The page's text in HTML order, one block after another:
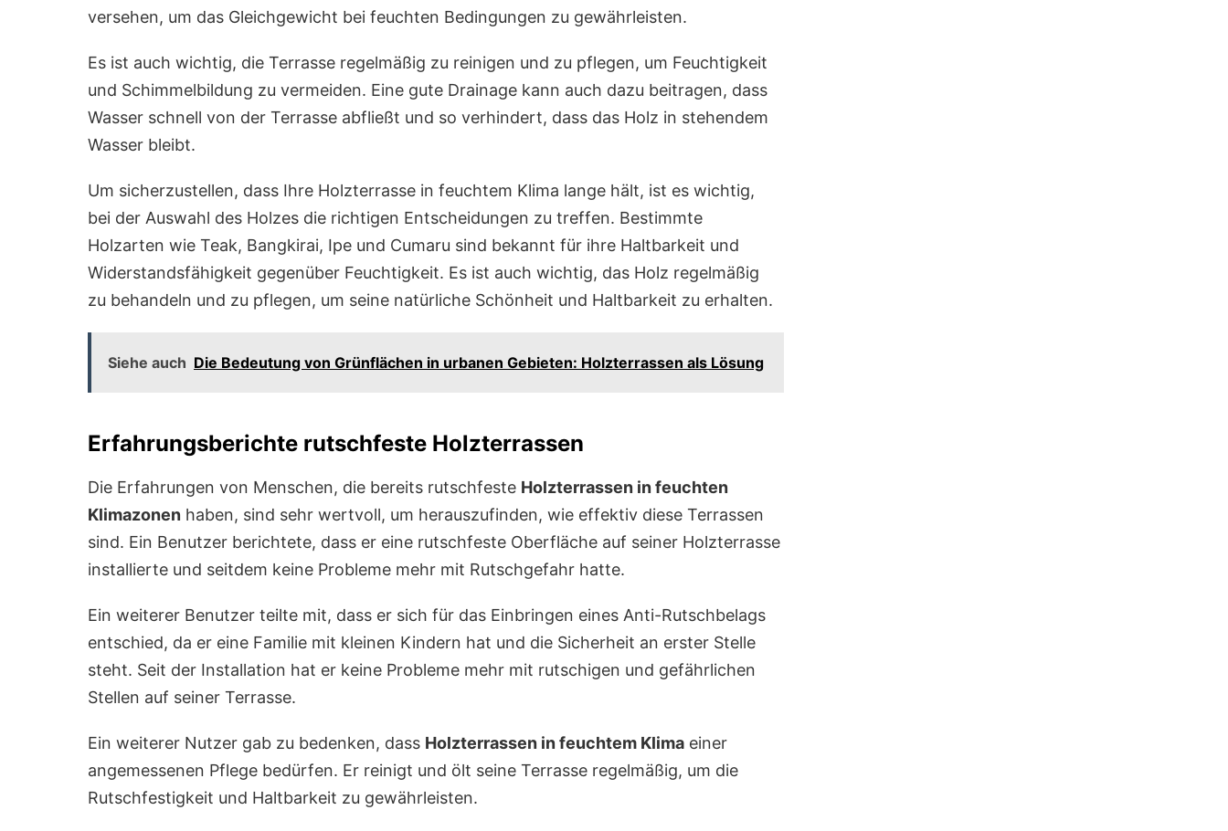
versehen, um das Gleichgewicht bei feuchten Bedingungen zu gewährleisten.
Es ist auch wichtig, die Terrasse regelmäßig zu reinigen und zu pflegen, um Feuchtigkeit
und Schimmelbildung zu vermeiden. Eine gute Drainage kann auch dazu beitragen, dass
Wasser schnell von der Terrasse abfließt und so verhindert, dass das Holz in stehendem
Wasser bleibt.
Um sicherzustellen, dass Ihre Holzterrasse in feuchtem Klima lange hält, ist es wichtig,
bei der Auswahl des Holzes die richtigen Entscheidungen zu treffen. Bestimmte
Holzarten wie Teak, Bangkirai, Ipe und Cumaru sind bekannt für ihre Haltbarkeit und
Widerstandsfähigkeit gegenüber Feuchtigkeit. Es ist auch wichtig, das Holz regelmäßig
zu behandeln und zu pflegen, um seine natürliche Schönheit und Haltbarkeit zu erhalten.
Siehe auch Die Bedeutung von Grünflächen in urbanen Gebieten: Holzterrassen als Lösung
Erfahrungsberichte rutschfeste Holzterrassen
Die Erfahrungen von Menschen, die bereits rutschfeste Holzterrassen in feuchten
Klimazonen haben, sind sehr wertvoll, um herauszufinden, wie effektiv diese Terrassen
sind. Ein Benutzer berichtete, dass er eine rutschfeste Oberfläche auf seiner Holzterrasse
installierte und seitdem keine Probleme mehr mit Rutschgefahr hatte.
Ein weiterer Benutzer teilte mit, dass er sich für das Einbringen eines Anti-Rutschbelags
entschied, da er eine Familie mit kleinen Kindern hat und die Sicherheit an erster Stelle
steht. Seit der Installation hat er keine Probleme mehr mit rutschigen und gefährlichen
Stellen auf seiner Terrasse.
Ein weiterer Nutzer gab zu bedenken, dass Holzterrassen in feuchtem Klima einer
angemessenen Pflege bedürfen. Er reinigt und ölt seine Terrasse regelmäßig, um die
Rutschfestigkeit und Haltbarkeit zu gewährleisten.